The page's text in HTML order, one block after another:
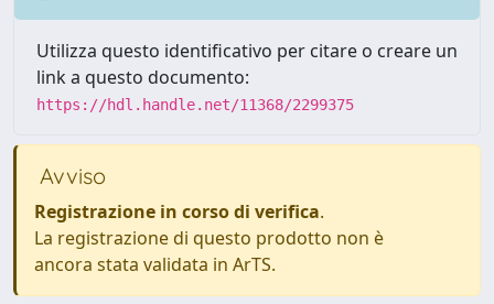
Utilizza questo identificativo per citare o creare un
link a questo documento:
https://hdl.handle.net/11368/2299375
Avviso
Registrazione in corso di verifica.
La registrazione di questo prodotto non è
ancora stata validata in ArTS.